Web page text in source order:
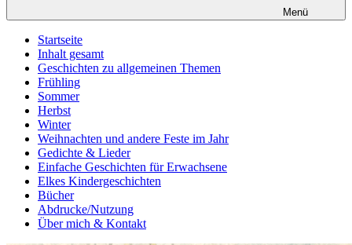
Menü
Startseite
Inhalt gesamt
Geschichten zu allgemeinen Themen
Frühling
Sommer
Herbst
Winter
Weihnachten und andere Feste im Jahr
Gedichte & Lieder
Einfache Geschichten für Erwachsene
Elkes Kindergeschichten
Bücher
Abdrucke/Nutzung
Über mich & Kontakt